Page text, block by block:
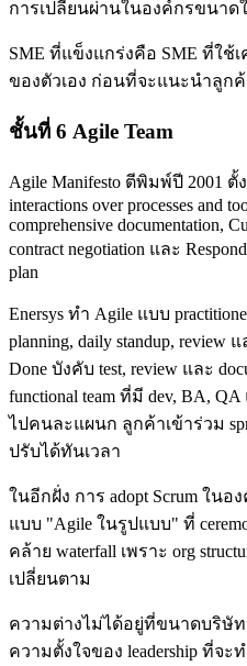
การเปลี่ยนผ่านในองค์กรขนา
SME ที่แข็งแกร่งคือ SME ที่ใช้
ของตัวเอง ก่อนที่จะแนะนำลูก
ชั้นที่ 6 Agile Team
Agile Manifesto ตีพิมพ์ปี 2001
interactions over processes and
comprehensive documentation,
contract negotiation และ
plan
Enersys ทำ Agile แบบ
planning, daily standup, review
Done บังคับ test, review และ
functional team ที่มี dev, BA,
ไปคนละแผนก ลูกค้าเข้าร่วม
ปรับได้ทันเวลา
ในอีกฝั่ง การ adopt Scrum ใ
แบบ "Agile ในรูปแบบ" ที่
คล้าย waterfall เพราะ org
เปลี่ยนตาม
ความต่างไม่ได้อยู่ที่ขนาดบริษัท
ความตั้งใจของ leadership ที่จะ